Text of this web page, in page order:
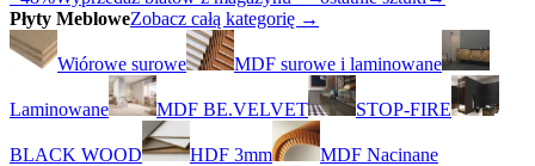
Płyty MebloweZobacz całą kategorię →
Wiórowe surowe MDF surowe i laminowane
Laminowane MDF BE.VELVET STOP-FIRE
BLACK WOOD HDF 3mm MDF Nacinane